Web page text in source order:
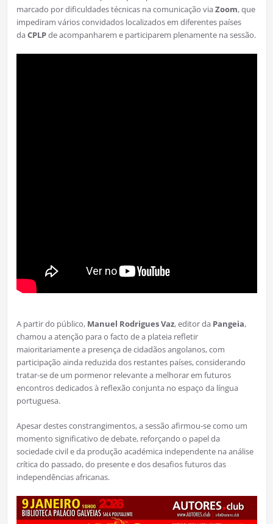
marcado por dificuldades técnicas na comunicação viaZoom, que
impediram vários convidados localizados em diferentes países
daCPLPde acompanharem e participarem plenamente na sessão.
A partir do público, Manuel Rodrigues Vaz, editor da Pangeia,
chamou a atenção para o facto de a plateia refletir
maioritariamente a presença de cidadãos angolanos, com
participação ainda reduzida dos restantes países, considerando
tratar-se de um pormenor relevante a melhorar em futuros
encontros dedicados à reflexão conjunta no espaço da língua
portuguesa.
Apesar destes constrangimentos, a sessão afirmou-se como um
momento significativo de debate, reforçando o papel da
sociedade civil e da produção académica independente na análise
crítica do passado, do presente e dos desafios futuros das
independências africanas.